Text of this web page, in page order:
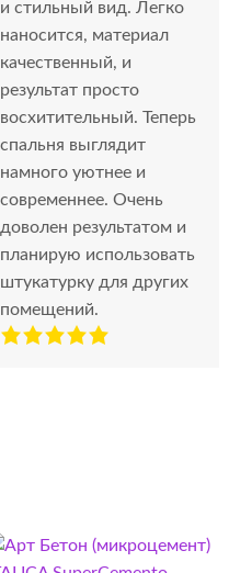
и стильный вид. Легко
наносится, материал
качественный, и
результат просто
восхитительный. Теперь
спальня выглядит
намного уютнее и
современнее. Очень
доволен результатом и
планирую использовать
штукатурку для других
помещений.